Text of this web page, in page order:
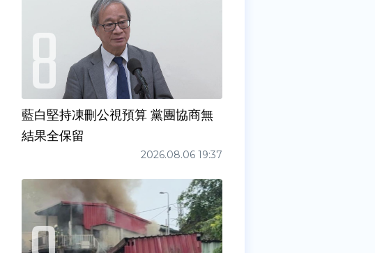
藍白堅持凍刪公視預算 黨團協商無
結果全保留
2026.08.06 19:37